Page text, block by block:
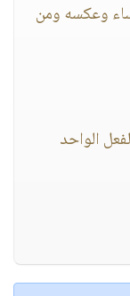
وعكسه ومن
الواحد